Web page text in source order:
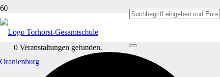
0 Veranstaltungen gefunden.